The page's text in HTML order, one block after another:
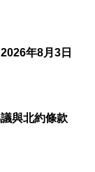
年8月3日
與北約條款